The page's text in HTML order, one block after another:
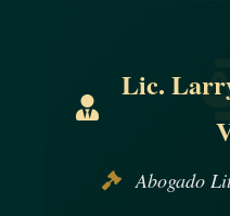
Lic.
Abogado